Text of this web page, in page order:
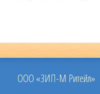
ООО «ЗИП-М Ритейл»